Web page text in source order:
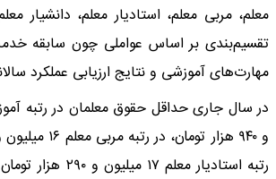
معلم، مربی معلم، استادیار معلم، دانشیار
تقسیم‌بندی بر اساس عواملی چون سابقه
مهارت‌های آموزشی و نتایج ارزیابی عملکرد
رتبه استادیار